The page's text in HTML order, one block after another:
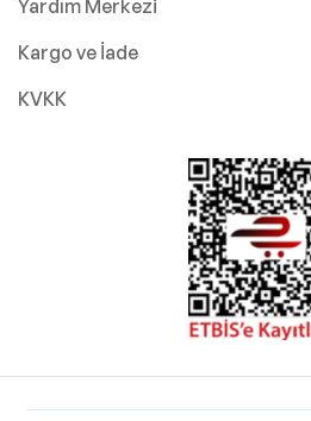
Yardım Merkezi
Kargo ve İade
KVKK